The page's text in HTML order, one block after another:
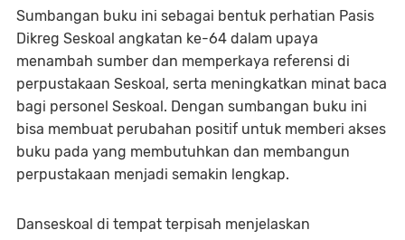
Sumbangan buku ini sebagai bentuk perhatian Pasis
Dikreg Seskoal angkatan ke-64 dalam upaya
menambah sumber dan memperkaya referensi di
perpustakaan Seskoal, serta meningkatkan minat baca
bagi personel Seskoal. Dengan sumbangan buku ini
bisa membuat perubahan positif untuk memberi akses
buku pada yang membutuhkan dan membangun
perpustakaan menjadi semakin lengkap.
Danseskoal di tempat terpisah menjelaskan